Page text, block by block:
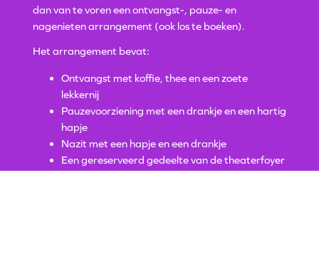
dan van te voren een ontvangst-, pauze- en
nagenieten arrangement (ook los te boeken).
Het arrangement bevat:
Ontvangst met koffie, thee en een zoete
lekkernij
Pauzevoorziening met een drankje en een hartig
hapje
Nazit met een hapje en een drankje
Een gereserveerd gedeelte van de theaterfoyer